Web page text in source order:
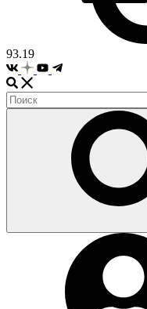
93.19